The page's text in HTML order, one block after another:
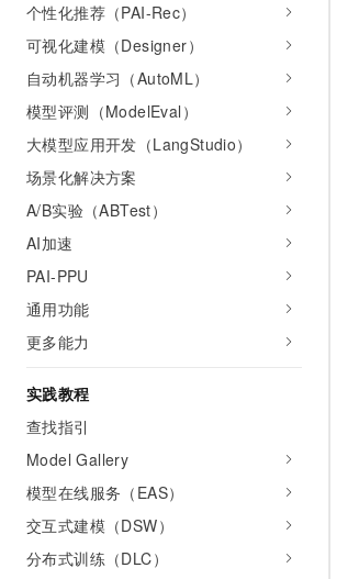
个性化推荐（PAI-Rec）
可视化建模（Designer）
自动机器学习（AutoML）
模型评测（ModelEval）
大模型应用开发（LangStudio）
场景化解决方案
A/B实验（ABTest）
AI加速
PAI-PPU
通用功能
更多能力
实践教程
查找指引
Model Gallery
模型在线服务（EAS）
交互式建模（DSW）
分布式训练（DLC）